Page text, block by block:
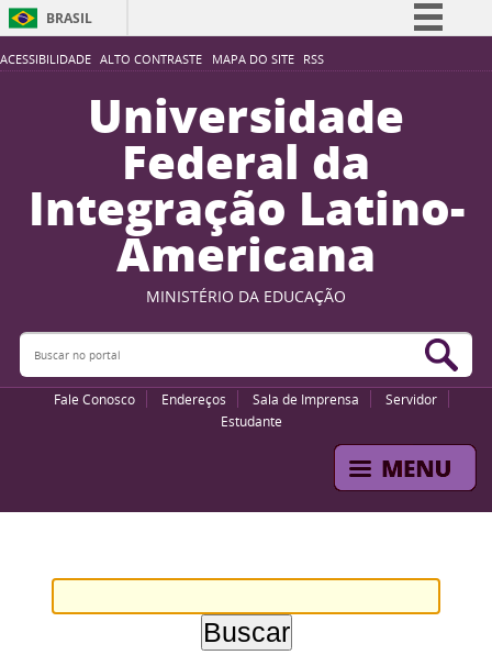
ACESSIBILIDADE ALTO CONTRASTE MAPA DO SITE RSS
BRASIL
Simplifique!
Participe
Acesso à informação
Legislação
Canais
Universidade
Federal da
Integração Latino-
Americana
MINISTÉRIO DA EDUCAÇÃO
Buscar no portal
Fale Conosco Endereços Sala de Imprensa
Servidor
Estudante